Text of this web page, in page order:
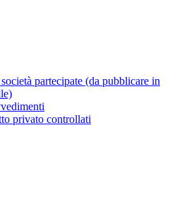
partecipate (da pubblicare in
privato controllati